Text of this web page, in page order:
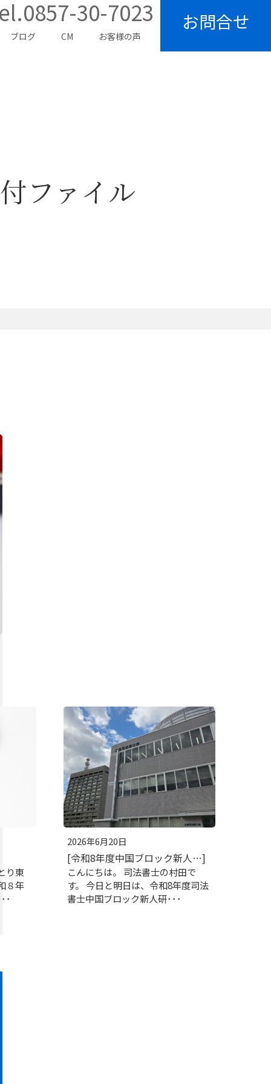
30-7023
ブログ CM お客様の声
お問合せ
ファイル
り東
８年
･
2026年6月20日
[令和8年度中国ブロック新人…]
こんにちは。 司法書士の村田で
す。 今日と明日は、令和8年度司法
書士中国ブロック新人研･･･